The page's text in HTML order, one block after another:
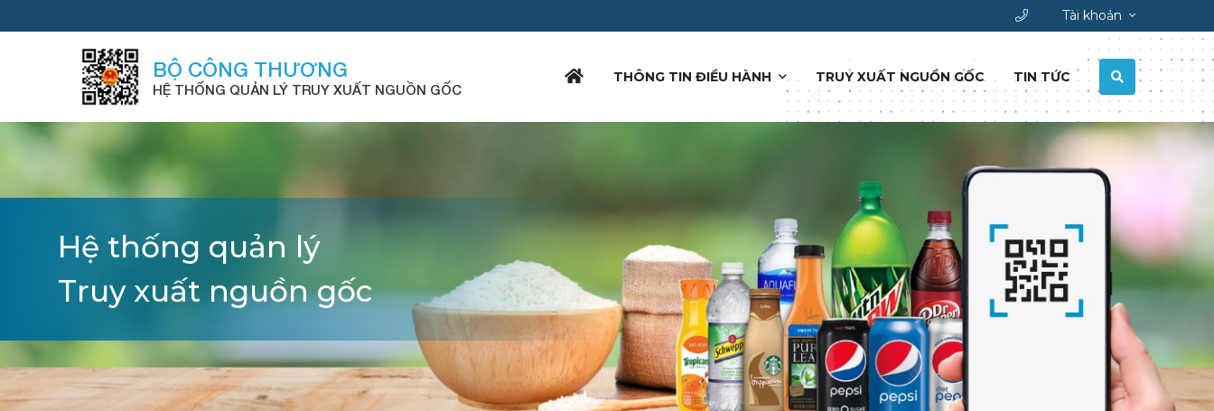
Tài khoản
BỘ CÔNG THƯƠNG
HỆ THỐNG QUẢN LÝ TRUY XUẤT NGUỒN GỐC
THÔNG TIN ĐIỀU HÀNH TRUY XUẤT NGUỒN GỐC TIN TỨC
Hệ thống quản lý
Truy xuất nguồn gốc